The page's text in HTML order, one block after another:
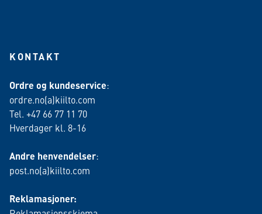
KONTAKT
Ordre og kundeservice:
ordre.no(a)kiilto.com
Tel. +47 66 77 11 70
Hverdager kl. 8-16
Andre henvendelser:
post.no(a)kiilto.com
Reklamasjoner: